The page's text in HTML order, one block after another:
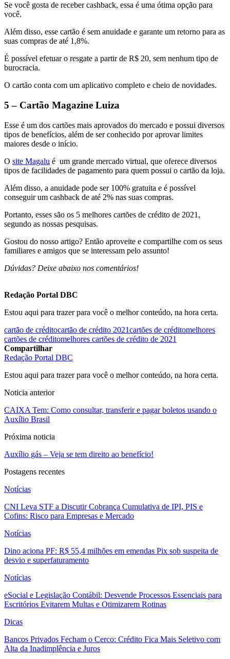
Se você gosta de receber cashback, essa é uma ótima opção para
você.
Além disso, esse cartão é sem anuidade e garante um retorno para as
suas compras de até 1,8%.
É possível efetuar o resgate a partir de R$ 20, sem nenhum tipo de
burocracia.
O cartão conta com um aplicativo completo e cheio de novidades.
5 – Cartão Magazine Luiza
Esse é um dos cartões mais aprovados do mercado e possui diversos
tipos de benefícios, além de ser conhecido por aprovar limites
maiores desde o início.
O site Magalu é um grande mercado virtual, que oferece diversos
tipos de facilidades de pagamento para quem possui o cartão da loja.
Além disso, a anuidade pode ser 100% gratuita e é possível
conseguir um cashback de até 2% nas suas compras.
Portanto, esses são os 5 melhores cartões de crédito de 2021,
segundo as nossas pesquisas.
Gostou do nosso artigo? Então aproveite e compartilhe com os seus
familiares e amigos que se interessam pelo assunto!
Dúvidas? Deixe abaixo nos comentários!
Redação Portal DBC
Estou aqui para trazer para você o melhor conteúdo, na hora certa.
cartão de créditocartão de crédito 2021cartões de créditomelhores
cartões de créditomelhores cartões de crédito de 2021
Compartilhar
Redação Portal DBC
Estou aqui para trazer para você o melhor conteúdo, na hora certa.
Noticia anterior
CAIXA Tem: Como consultar, transferir e pagar boletos usando o
Auxílio Brasil
Próxima noticia
Auxílio gás – Veja se tem direito ao benefício!
Postagens recentes
Notícias
CNI Leva STF a Discutir Cobrança Cumulativa de IPI, PIS e
Cofins: Risco para Empresas e Mercado
Notícias
Dino aciona PF: R$ 55,4 milhões em emendas Pix sob suspeita de
desvio e superfaturamento
Notícias
eSocial e Legislação Contábil: Desvende Processos Essenciais para
Escritórios Evitarem Multas e Otimizarem Rotinas
Dicas
Bancos Privados Fecham o Cerco: Crédito Fica Mais Seletivo com
Alta da Inadimplência e Juros